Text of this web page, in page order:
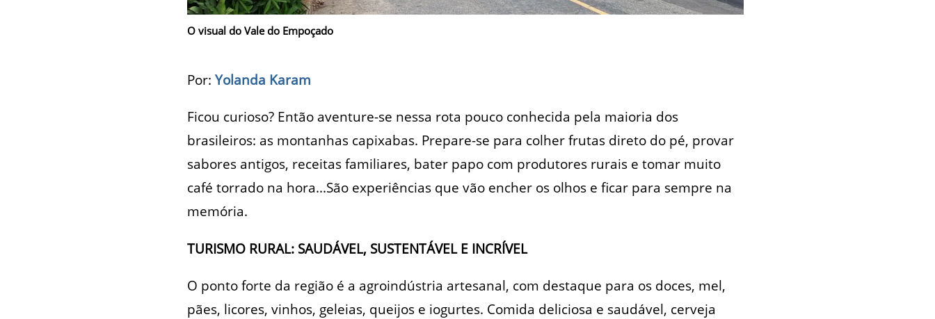
O visual do Vale do Empoçado
Por: Yolanda Karam
Ficou curioso? Então aventure-se nessa rota pouco conhecida pela maioria dos
brasileiros: as montanhas capixabas. Prepare-se para colher frutas direto do pé, provar
sabores antigos, receitas familiares, bater papo com produtores rurais e tomar muito
café torrado na hora...São experiências que vão encher os olhos e ficar para sempre na
memória.
TURISMO RURAL: SAUDÁVEL, SUSTENTÁVEL E INCRÍVEL
O ponto forte da região é a agroindústria artesanal, com destaque para os doces, mel,
pães, licores, vinhos, geleias, queijos e iogurtes. Comida deliciosa e saudável, cerveja